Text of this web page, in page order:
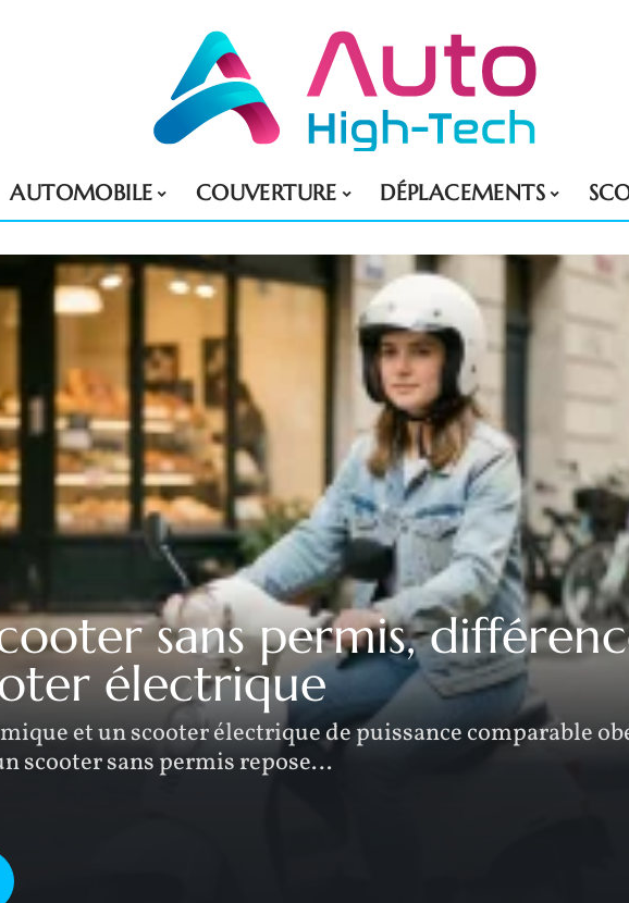
AUTOMOBILE COUVERTURE DÉPLACEMENTS
sans permis,
électrique
et un scooter électrique de puissance comparable
scooter sans permis repose…